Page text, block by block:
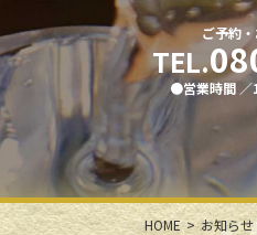
ご予約
TEL.
●営業時間
HOME お知らせ